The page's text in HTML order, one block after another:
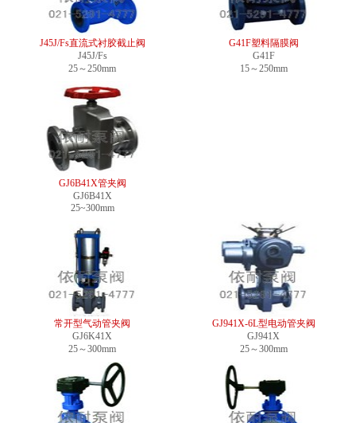
J45J/Fs直流式衬胶截止阀
J45J/Fs
25～250mm
G41F塑料隔膜阀
G41F
15～250mm
GJ6B41X管夹阀
GJ6B41X
25~300mm
常开型气动管夹阀
GJ6K41X
25～300mm
GJ941X-6L型电动管夹阀
GJ941X
25～300mm